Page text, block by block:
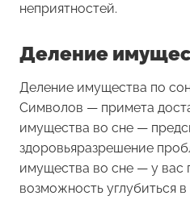
неприятностей.
Деление
Деление имущества по
Символов — примета
имущества во сне —
здоровьяразрешение
имущества во сне — у вас
возможность углубиться